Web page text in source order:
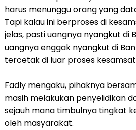
harus menunggu orang yang
Tapi kalau ini berproses di
jelas, pasti uangnya nyangkut di
uangnya enggak nyangkut di
tercetak di luar proses
Fadly mengaku, pihaknya
masih melakukan penyelidikan
sejauh mana timbulnya tingkat
oleh masyarakat.